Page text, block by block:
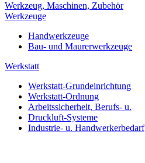
Werkzeug, Maschinen, Zubehör
Werkzeuge
Handwerkzeuge
Bau- und Maurerwerkzeuge
Werkstatt
Werkstatt-Grundeinrichtung
Werkstatt-Ordnung
Arbeitssicherheit, Berufs- u.
Druckluft-Systeme
Industrie- u. Handwerkerbedarf